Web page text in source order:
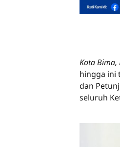
Kota Bima,
hingga ini
dan
seluruh